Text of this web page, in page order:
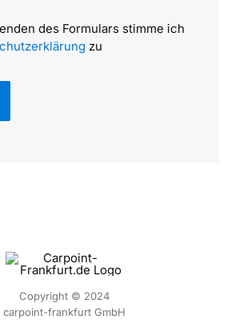
des Formulars stimme ich
zu
Copyright © 2024
carpoint-frankfurt GmbH